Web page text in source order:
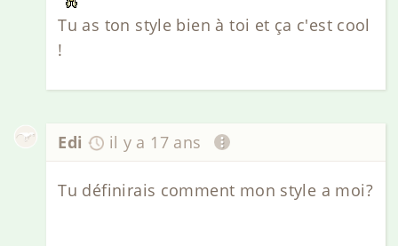
Tu as ton style bien à toi et ça c'est cool
!
Edi il y a 17 ans
Tu définirais comment mon style a moi?